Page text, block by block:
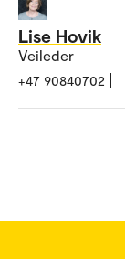
Lise Hovik
Veileder
+47 90840702